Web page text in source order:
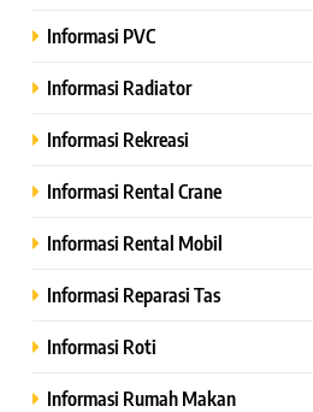
Informasi PVC
Informasi Radiator
Informasi Rekreasi
Informasi Rental Crane
Informasi Rental Mobil
Informasi Reparasi Tas
Informasi Roti
Informasi Rumah Makan